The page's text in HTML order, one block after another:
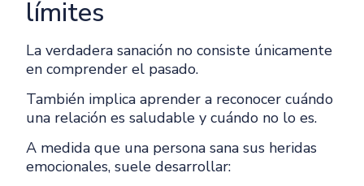
límites
La verdadera sanación no consiste únicamente
en comprender el pasado.
También implica aprender a reconocer cuándo
una relación es saludable y cuándo no lo es.
A medida que una persona sana sus heridas
emocionales, suele desarrollar: